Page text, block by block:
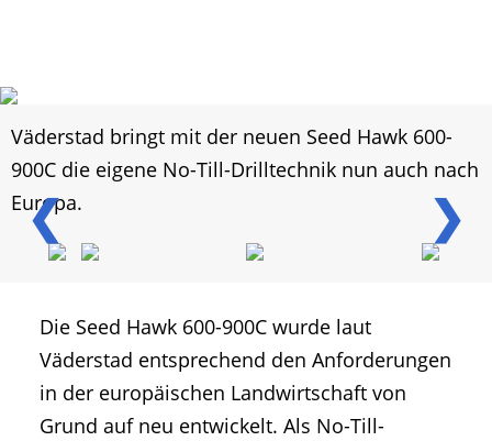
❮ ❯
Väderstad bringt mit der neuen Seed Hawk 600-
900C die eigene No-Till-Drilltechnik nun auch nach
Europa.
Die Seed Hawk 600-900C wurde laut
Väderstad entsprechend den Anforderungen
in der europäischen Landwirtschaft von
Grund auf neu entwickelt. Als No-Till-